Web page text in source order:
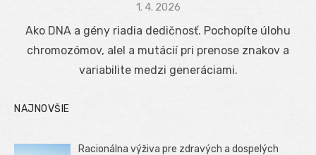
Posted
1. 4. 2026
Ako DNA a gény riadia dedičnosť. Pochopíte úlohu
chromozómov, alel a mutácií pri prenose znakov a
variabilite medzi generáciami.
NAJNOVŠIE
Racionálna výživa pre zdravých a dospelých